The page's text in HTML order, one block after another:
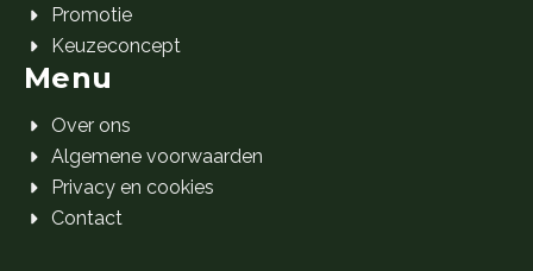
Promotie
Keuzeconcept
Menu
Over ons
Algemene voorwaarden
Privacy en cookies
Contact